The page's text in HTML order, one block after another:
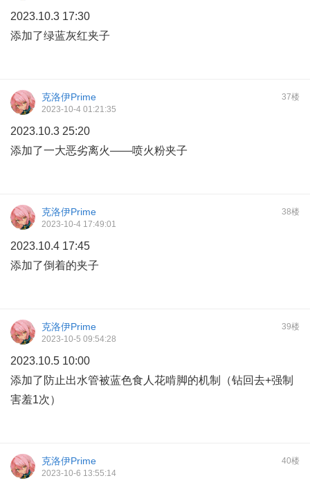
2023.10.3 17:30
添加了绿蓝灰红夹子
37楼
克洛伊Prime
2023-10-4 01:21:35
2023.10.3 25:20
添加了一大恶劣离火——喷火粉夹子
38楼
克洛伊Prime
2023-10-4 17:49:01
2023.10.4 17:45
添加了倒着的夹子
39楼
克洛伊Prime
2023-10-5 09:54:28
2023.10.5 10:00
添加了防止出水管被蓝色食人花啃脚的机制（钻回去+强制
害羞1次）
40楼
克洛伊Prime
2023-10-6 13:55:14